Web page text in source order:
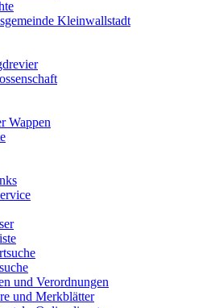
Kleinwallstadt
Wappen
und Verordnungen
und Merkblätter